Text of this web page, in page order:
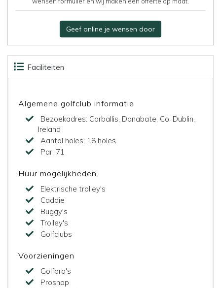
Geef online je wensen door
Faciliteiten
Algemene golfclub informatie
Bezoekadres: Corballis, Donabate, Co. Dublin,
Ireland
Aantal holes: 18 holes
Par: 71
Huur mogelijkheden
Elektrische trolley's
Caddie
Buggy's
Trolley's
Golfclubs
Voorzieningen
Golfpro's
Proshop